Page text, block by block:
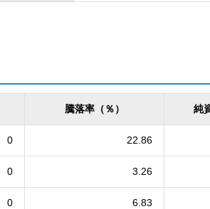
騰落率（％） 純
0 22.86
0 3.26
0 6.83